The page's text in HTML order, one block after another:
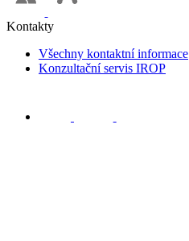
Kontakty
Všechny kontaktní informace
Konzultační servis IROP